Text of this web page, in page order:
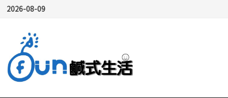
Skip
content
2026-08-09